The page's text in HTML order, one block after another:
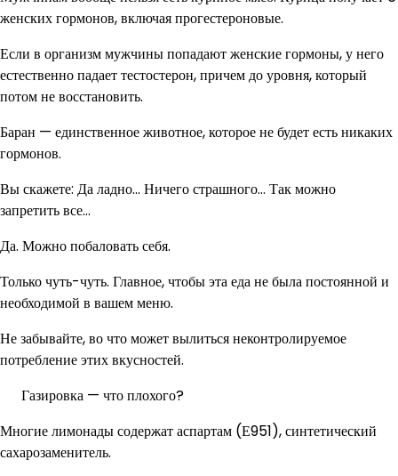
женских гормонов, включая прогестероновые.
Если в организм мужчины попадают женские гормоны, у него
естественно падает тестостерон, причем до уровня, который
потом не восстановить.
Баран — единственное животное, которое не будет есть никаких
гормонов.
Вы скажете: Да ладно… Ничего страшного… Так можно
запретить все…
Да. Можно побаловать себя.
Только чуть-чуть. Главное, чтобы эта еда не была постоянной и
необходимой в вашем меню.
Не забывайте, во что может вылиться неконтролируемое
потребление этих вкусностей.
Газировка — что плохого?
Многие лимонады содержат аспартам (Е951), синтетический
сахарозаменитель.